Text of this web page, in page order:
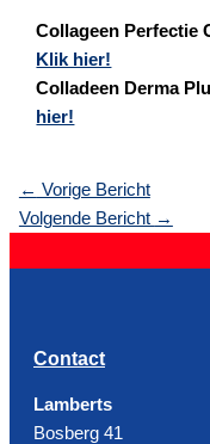
Collageen Perfectie
Klik hier!
Colladeen Derma
hier!
← Vorige Bericht
Volgende Bericht →
Contact
Lamberts
Bosberg 41